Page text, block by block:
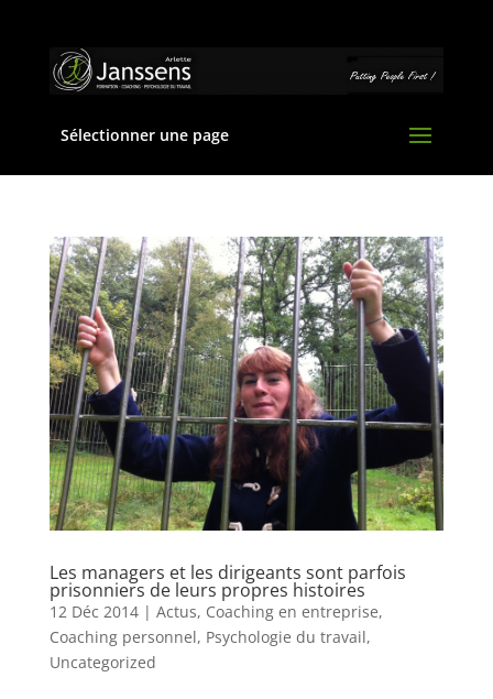
Sélectionner une page
Les managers et les dirigeants sont parfois
prisonniers de leurs propres histoires
12 Déc 2014| Actus, Coaching en entreprise,
Coaching personnel, Psychologie du travail,
Uncategorized